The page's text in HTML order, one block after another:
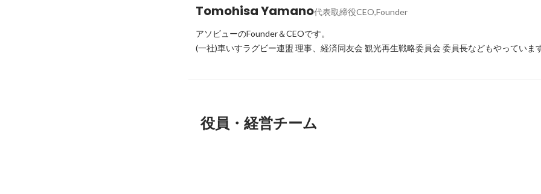
Tomohisa Yamano代表取締役CEO,Founder
アソビューのFounder＆CEOです。
(一社)車いすラグビー連盟 理事、経済同友会 観光再生戦略委員会 委員長などもやっています
役員・経営チーム